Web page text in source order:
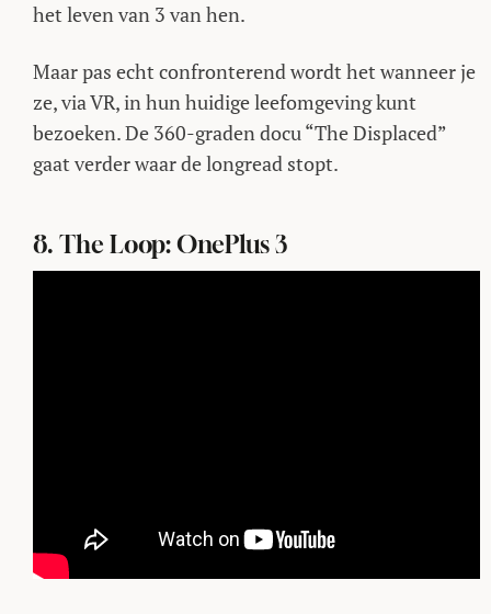
het leven van 3 van hen.
Maar pas echt confronterend wordt het wanneer je
ze, via VR, in hun huidige leefomgeving kunt
bezoeken. De 360-graden docu “The Displaced”
gaat verder waar de longread stopt.
8. The Loop: OnePlus 3